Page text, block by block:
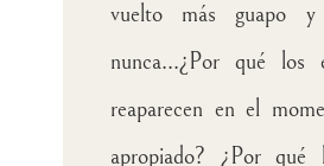
vuelto más guapo
nunca...¿Por qué los
reaparecen en el
apropiado? ¿Por qué